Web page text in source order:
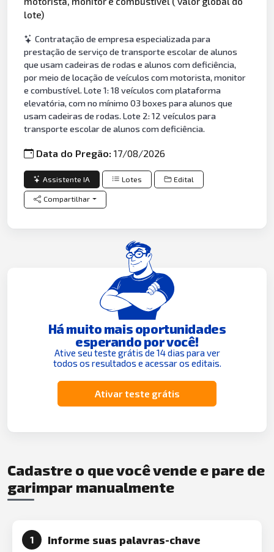
lote)
Contratação de empresa especializada para
prestação de serviço de transporte escolar de alunos
que usam cadeiras de rodas e alunos com deficiência,
por meio de locação de veículos com motorista, monitor
e combustível. Lote 1: 18 veículos com plataforma
elevatória, com no mínimo 03 boxes para alunos que
usam cadeiras de rodas. Lote 2: 12 veículos para
transporte escolar de alunos com deficiência.
Data do Pregão:17/08/2026
Assistente IA Lotes Edital
Compartilhar
Há muito mais oportunidades
esperando por você!
Ative seu teste grátis de 14 dias para ver
todos os resultados e acessar os editais.
Ativar teste grátis
Cadastre o que você vende e pare de
garimpar manualmente
1 Informe suas palavras-chave